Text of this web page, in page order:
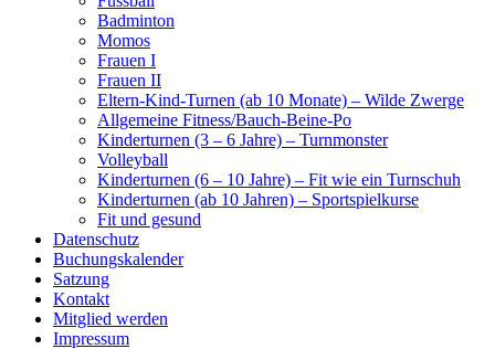
Badminton
Momos
Frauen I
Frauen II
Eltern-Kind-Turnen (ab 10 Monate) – Wilde Zwerge
Allgemeine Fitness/Bauch-Beine-Po
Kinderturnen (3 – 6 Jahre) – Turnmonster
Volleyball
Kinderturnen (6 – 10 Jahre) – Fit wie ein Turnschuh
Kinderturnen (ab 10 Jahren) – Sportspielkurse
Fit und gesund
Datenschutz
Buchungskalender
Satzung
Kontakt
Mitglied werden
Impressum